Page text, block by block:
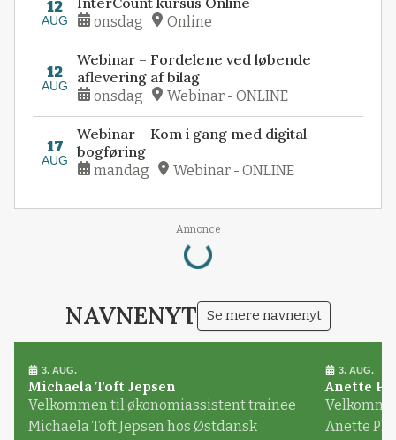
12
AUG onsdag Online
12
AUG
Webinar – Fordelene ved løbende
aflevering af bilag
onsdag Webinar - ONLINE
17
AUG
Webinar – Kom i gang med digital
bogføring
mandag Webinar - ONLINE
Annonce
Loading...
NAVNENYT Se mere navnenyt
3. AUG.
Michaela Toft Jepsen
Velkommen til økonomiassistent trainee
Michaela Toft Jepsen hos Østdansk
3. AUG.
Anette
Anette